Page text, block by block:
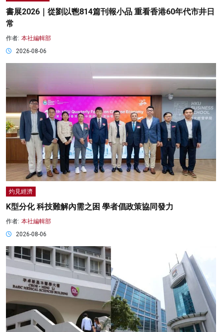
書展2026｜從劉以鬯814篇刊報小品 重看香港60年代市井日
常
作者: 本社編輯部
2026-08-06
灼見經濟
K型分化 科技難解內需之困 學者倡政策協同發力
作者: 本社編輯部
2026-08-06